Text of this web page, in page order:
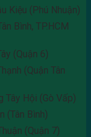
Kiệu (Phú Nhuận)
Bình, TP.HCM
(Quận 6)
(Quận Tân
Tây Hội (Gò Vấp)
(Tân Bình)
(Quận 7)